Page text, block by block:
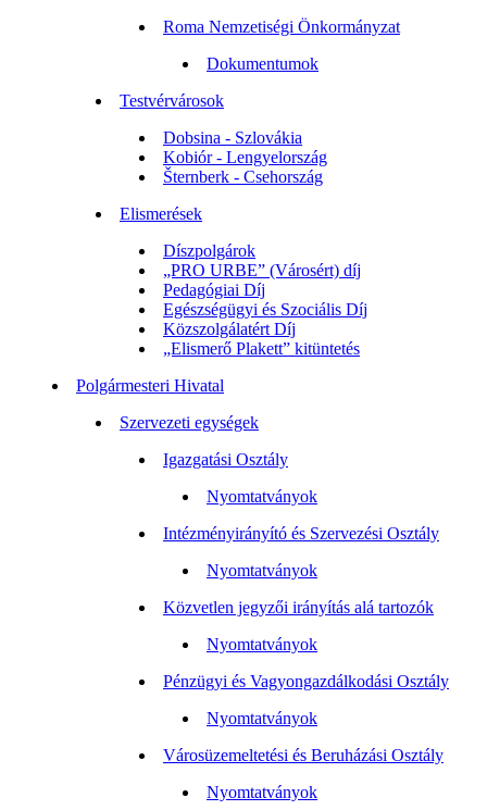
Roma Nemzetiségi Önkormányzat
Dokumentumok
Testvérvárosok
Dobsina - Szlovákia
Kobiór - Lengyelország
Šternberk - Csehország
Elismerések
Díszpolgárok
„PRO URBE” (Városért) díj
Pedagógiai Díj
Egészségügyi és Szociális Díj
Közszolgálatért Díj
„Elismerő Plakett” kitüntetés
Polgármesteri Hivatal
Szervezeti egységek
Igazgatási Osztály
Nyomtatványok
Intézményirányító és Szervezési Osztály
Nyomtatványok
Közvetlen jegyzői irányítás alá tartozók
Nyomtatványok
Pénzügyi és Vagyongazdálkodási Osztály
Nyomtatványok
Városüzemeltetési és Beruházási Osztály
Nyomtatványok